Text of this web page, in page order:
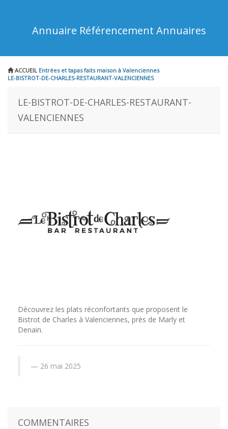
Annuaire Référencement Annuaires
ACCUEIL Entrées et tapas faits maison à Valenciennes
LE-BISTROT-DE-CHARLES-RESTAURANT-VALENCIENNES
LE-BISTROT-DE-CHARLES-RESTAURANT-
VALENCIENNES
Découvrez les plats réconfortants que proposent le
Bistrot de Charles à Valenciennes, près de Marly et
Denain.
26 mai 2025
COMMENTAIRES